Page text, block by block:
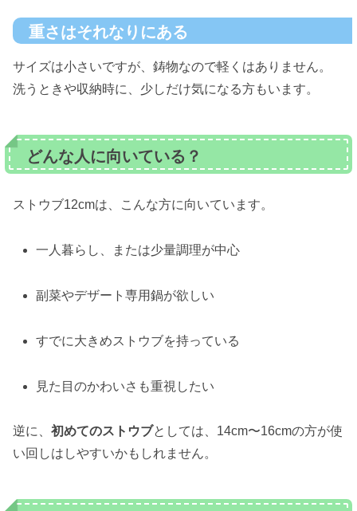
重さはそれなりにある
サイズは小さいですが、鋳物なので軽くはありません。
洗うときや収納時に、少しだけ気になる方もいます。
どんな人に向いている？
ストウブ12cmは、こんな方に向いています。
一人暮らし、または少量調理が中心
副菜やデザート専用鍋が欲しい
すでに大きめストウブを持っている
見た目のかわいさも重視したい
逆に、 初めてのストウブとしては、14cm〜16cmの方が使
い回しはしやすいかもしれません。